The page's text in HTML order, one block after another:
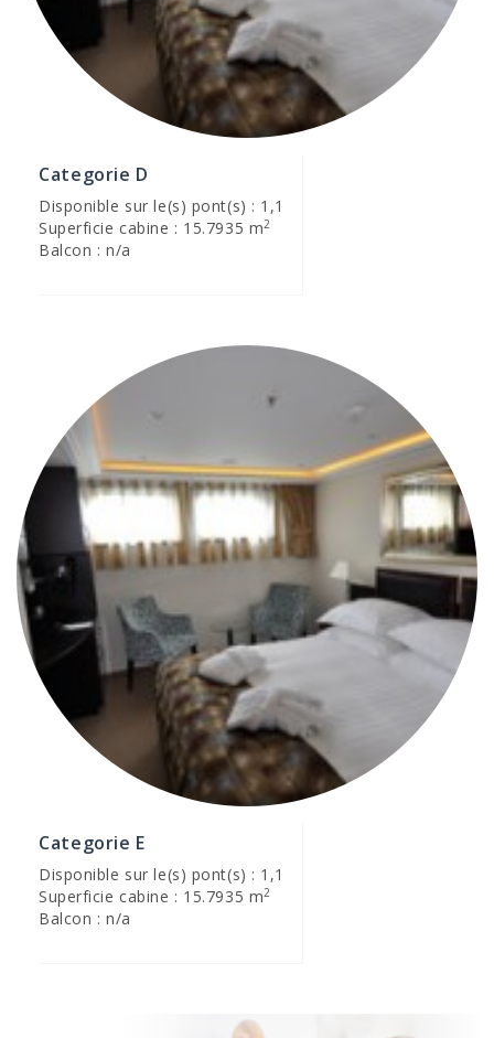
Categorie D
Disponible sur le(s) pont(s) : 1,1
Superficie cabine : 15.7935 m2
Balcon : n/a
Categorie E
Disponible sur le(s) pont(s) : 1,1
Superficie cabine : 15.7935 m2
Balcon : n/a